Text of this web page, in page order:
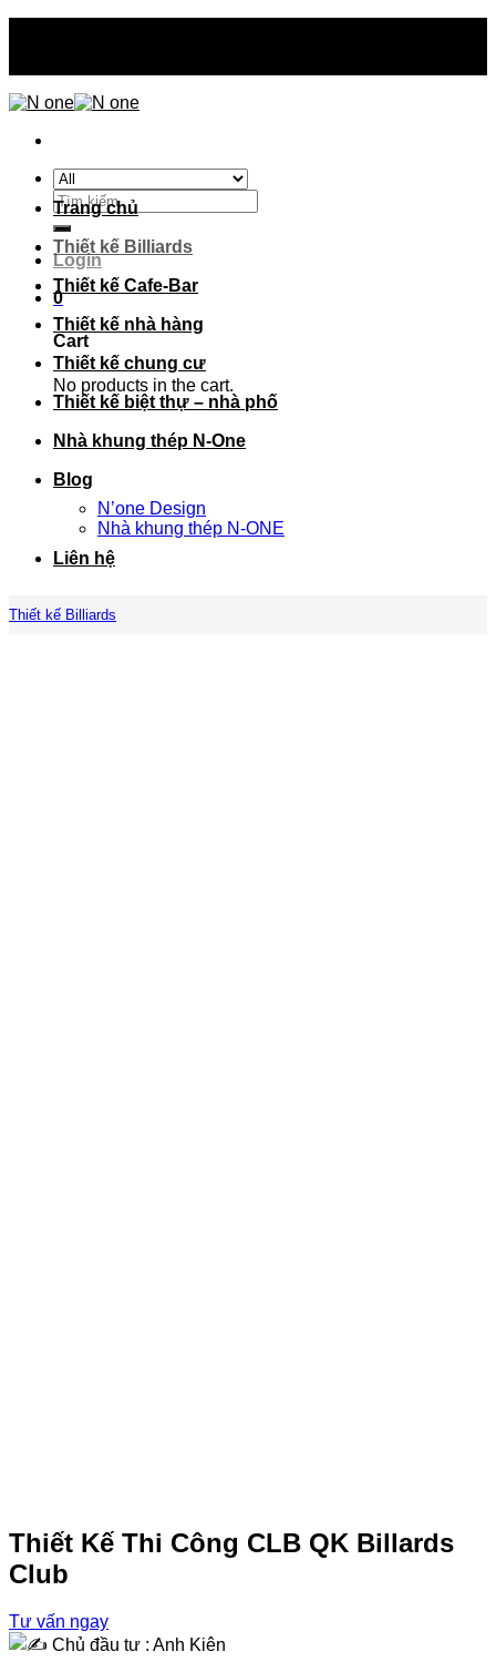
Search
for:
Login
0
Cart
No products in the cart.
Trang chủ
Thiết kế Billiards
Thiết kế Cafe-Bar
Thiết kế nhà hàng
Thiết kế chung cư
Thiết kế biệt thự – nhà phố
Nhà khung thép N-One
Blog
N’one Design
Nhà khung thép N-ONE
Liên hệ
Thiết kế Billiards
Thiết Kế Thi Công CLB QK Billards
Club
Tư vấn ngay
Chủ đầu tư : Anh Kiên